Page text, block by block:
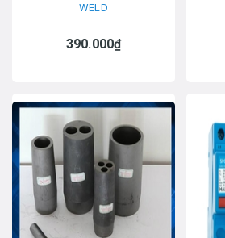
WELD
390.000₫